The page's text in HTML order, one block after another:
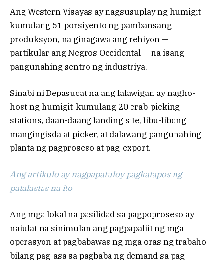
Ang Western Visayas ay nagsusuplay ng humigit-
kumulang 51 porsiyento ng pambansang
produksyon, na ginagawa ang rehiyon —
partikular ang Negros Occidental — na isang
pangunahing sentro ng industriya.
Sinabi ni Depasucat na ang lalawigan ay nagho-
host ng humigit-kumulang 20 crab-picking
stations, daan-daang landing site, libu-libong
mangingisda at picker, at dalawang pangunahing
planta ng pagproseso at pag-export.
Ang artikulo ay nagpapatuloy pagkatapos ng
patalastas na ito
Ang mga lokal na pasilidad sa pagpoproseso ay
naiulat na sinimulan ang pagpapaliit ng mga
operasyon at pagbabawas ng mga oras ng trabaho
bilang pag-asa sa pagbaba ng demand sa pag-